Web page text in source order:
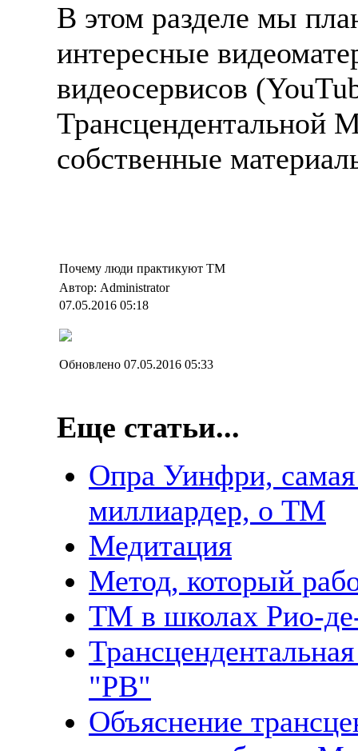
В этом разделе мы
интересные
видеосервисов
Трансцендентальной
собственные
Почему люди практикуют ТМ
Автор: Administrator
07.05.2016 05:18
Обновлено 07.05.2016 05:33
Еще статьи...
Опра Уинфри,
миллиардер, о ТМ
Медитация
Метод, который
ТМ в школах Рио-
"PB"
Объяснение